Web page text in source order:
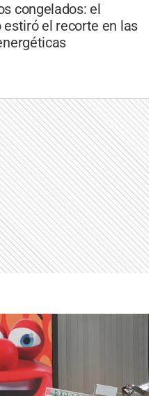
congelados: el
estiró el recorte en las